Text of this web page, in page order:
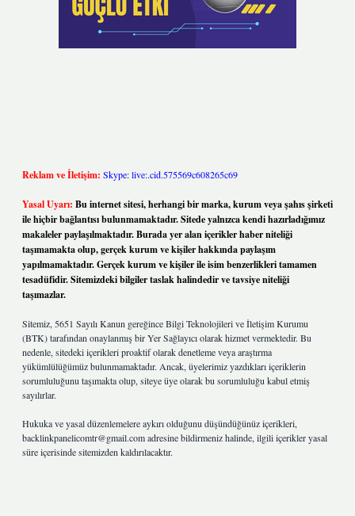
Reklam ve İletişim: Skype: live:.cid.575569c608265c69
Yasal Uyarı: Bu internet sitesi, herhangi bir marka, kurum veya şahıs şirketi
ile hiçbir bağlantısı bulunmamaktadır. Sitede yalnızca kendi hazırladığımız
makaleler paylaşılmaktadır. Burada yer alan içerikler haber niteliği
taşımamakta olup, gerçek kurum ve kişiler hakkında paylaşım
yapılmamaktadır. Gerçek kurum ve kişiler ile isim benzerlikleri tamamen
tesadüfidir. Sitemizdeki bilgiler taslak halindedir ve tavsiye niteliği
taşımazlar.
Sitemiz, 5651 Sayılı Kanun gereğince Bilgi Teknolojileri ve İletişim Kurumu
(BTK) tarafından onaylanmış bir Yer Sağlayıcı olarak hizmet vermektedir. Bu
nedenle, sitedeki içerikleri proaktif olarak denetleme veya araştırma
yükümlülüğümüz bulunmamaktadır. Ancak, üyelerimiz yazdıkları içeriklerin
sorumluluğunu taşımakta olup, siteye üye olarak bu sorumluluğu kabul etmiş
sayılırlar.
Hukuka ve yasal düzenlemelere aykırı olduğunu düşündüğünüz içerikleri,
backlinkpanelicomtr@gmail.comadresine bildirmeniz halinde, ilgili içerikler yasal
süre içerisinde sitemizden kaldırılacaktır.